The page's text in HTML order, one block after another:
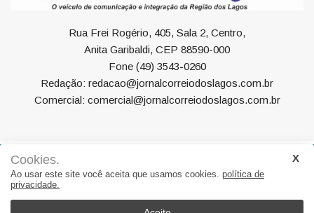
Rua Frei Rogério, 405, Sala 2, Centro,
Anita Garibaldi, CEP 88590-000
Fone (49) 3543-0260
Redação: redacao@jornalcorreiodoslagos.com.br
Comercial: comercial@jornalcorreiodoslagos.com.br
Geral Política Economia Saúde
Variedades
Eventos
Cookies.
Ao usar este site você aceita que usamos cookies. política de
privacidade.